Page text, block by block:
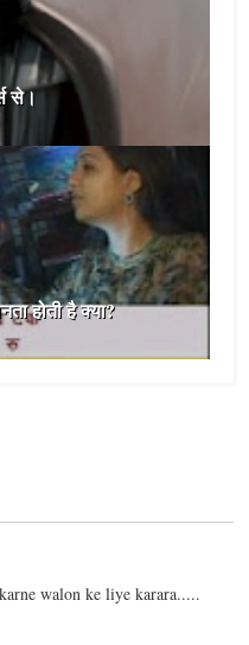
से।
होती है क्या?
walon ke liye karara.....